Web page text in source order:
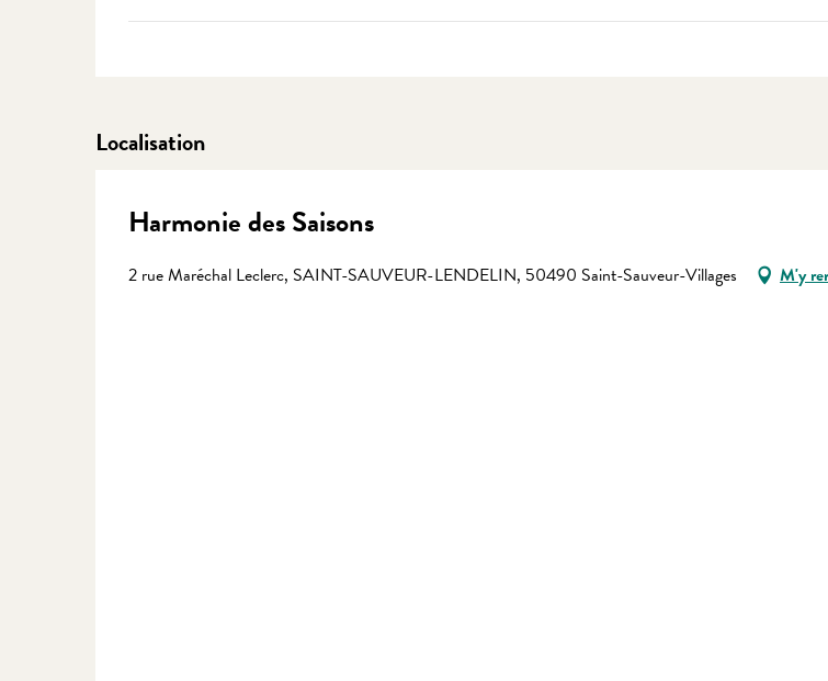
Localisation
Harmonie des Saisons
2 rue Maréchal Leclerc, SAINT-SAUVEUR-LENDELIN, 50490 Saint-Sauveur-Villages M'y